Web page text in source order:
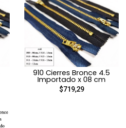
910 Cierres Bronce 4.5
Importado x 08 cm
$719,29